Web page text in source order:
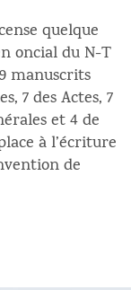
quelque
oncial du N-T
manuscrits
7 des Actes, 7
et 4 de
à l’écriture
de